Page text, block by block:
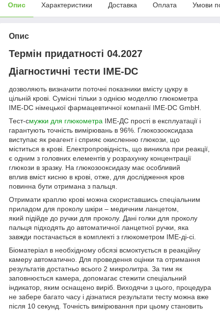
Опис Характеристики Доставка Оплата Умови
Опис
Термін придатності 04.2027
Діагностичні тести IME-DC
дозволяють визначити поточні показники вмісту цукру в
цільній крові. Сумісні тільки з однією моделлю глюкометра
IME-DC німецької фармацевтичної компанії IME-DC GmbH.
Тест-смужки для глюкометра ІМЕ-ДС прості в експлуатації і
гарантують точність вимірювань в 96%. Глюкозооксидаза
виступає як реагент і сприяє окисленню глюкози, що
міститься в крові. Електропровідність, що виникла при реакції,
є одним з головних елементів у розрахунку концентрації
глюкози в зразку. На глюкозооксидазу має особливий
вплив вміст кисню в крові, отже, для дослідження кров
повинна бути отримана з пальця.
Отримати краплю крові можна скориставшись спеціальним
приладом для проколу шкіри – медичним ланцетом,
який підійде до ручки для проколу. Дані голки для проколу
пальця підходять до автоматичної ланцетної ручки, яка
завжди постачається в комплекті з глюкометром ІМЕ-ді-сі.
Біоматеріал в необхідному обсязі всмоктується в реакційну
камеру автоматично. Для проведення оцінки та отримання
результатів достатньо всього 2 микролитра. За тим як
заповнюється камера, допомагає стежити спеціальний
індикатор, яким оснащено виріб. Виходячи з цього, процедура
не забере багато часу і дізнатися результати тесту можна вже
після 10 секунд. Точність вимірювання при цьому становить